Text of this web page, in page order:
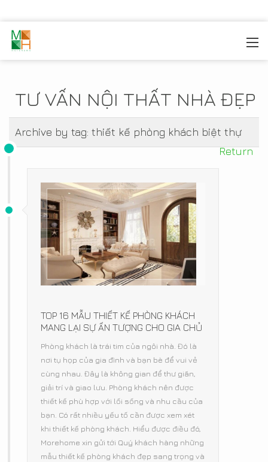
TƯ VẤN NỘI THẤT NHÀ ĐẸP
Archive by tag: thiết kế phòng khách biệt thự
Return
TOP 16 MẪU THIẾT KẾ PHÒNG KHÁCH
MANG LẠI SỰ ẤN TƯỢNG CHO GIA CHỦ
Phòng khách là trái tim của ngôi nhà. Đó là
nơi tụ họp của gia đình và bạn bè để vui vẻ
cùng nhau. Đây là không gian để thư giãn,
giải trí và giao lưu. Phòng khách nên được
thiết kế phù hợp với lối sống và nhu cầu của
bạn. Có rất nhiều yếu tố cần được xem xét
khi thiết kế phòng khách. Hiểu được điều đó,
Morehome xin gửi tới Quý khách hàng những
mẫu thiết kế phòng khách đẹp sang trọng và